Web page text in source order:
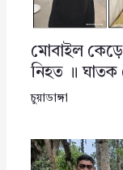
মোবাইল কেড়ে
নিহত ॥
চুয়াডাঙ্গা